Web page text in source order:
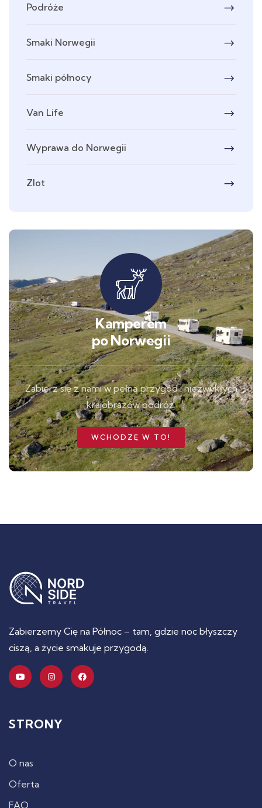
Podróże
Smaki Norwegii
Smaki północy
Van Life
Wyprawa do Norwegii
Zlot
Kamperem
po Norwegii
Zabierz się z nami w pełną przygód i niezwykłych
krajobrazów podróż.
WCHODZĘ W TO!
Zabierzemy Cię na Północ – tam, gdzie noc błyszczy
ciszą, a życie smakuje przygodą.
STRONY
O nas
Oferta
FAQ